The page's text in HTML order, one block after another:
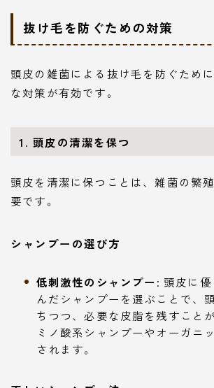
抜け毛を防ぐための対策
頭皮の雑菌による抜け毛を防ぐため
な対策が有効です。
1. 頭皮の清潔を保つ
頭皮を清潔に保つことは、雑菌の繁
要です。
シャンプーの選び方
低刺激性のシャンプー : 頭皮に
んだシャンプーを選ぶことで、
ちつつ、必要な皮脂を残すこと
ミノ酸系シャンプーやオーガニ
されます。